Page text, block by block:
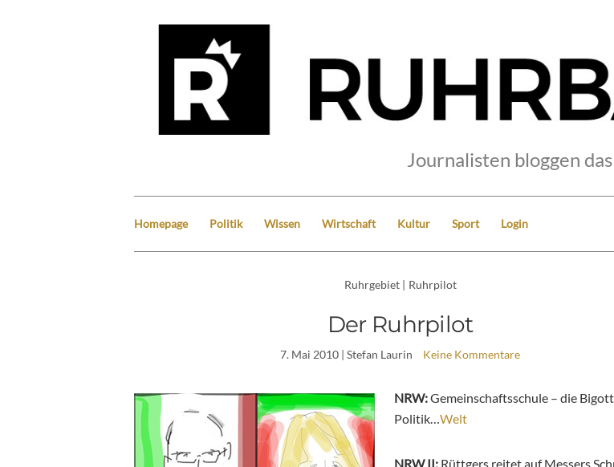
Journalisten bloggen
Homepage Politik Wissen Wirtschaft Kultur Sport Login
Ruhrgebiet | Ruhrpilot
Der Ruhrpilot
7. Mai 2010 | Stefan Laurin Keine Kommentare
NRW:Gemeinschaftsschule – die
Politik… Welt
NRW II: Rüttgers reitet auf Messers